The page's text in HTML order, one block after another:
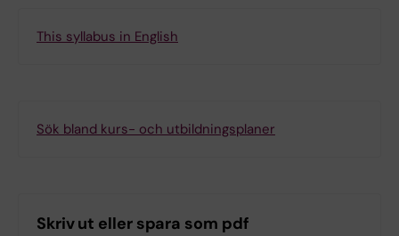
This syllabus in English
Sök bland kurs- och utbildningsplaner
Skriv ut eller spara som pdf